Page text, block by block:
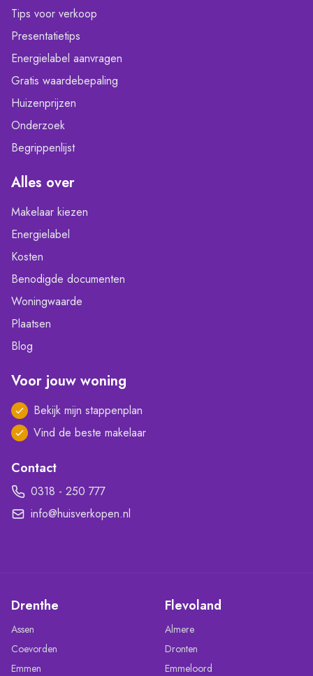
Tips voor verkoop
Presentatietips
Energielabel aanvragen
Gratis waardebepaling
Huizenprijzen
Onderzoek
Begrippenlijst
Alles over
Makelaar kiezen
Energielabel
Kosten
Benodigde documenten
Woningwaarde
Plaatsen
Blog
Voor jouw woning
Bekijk mijn stappenplan
Vind de beste makelaar
Contact
0318 - 250 777
info@huisverkopen.nl
Drenthe
Assen
Coevorden
Emmen
Flevoland
Almere
Dronten
Emmeloord